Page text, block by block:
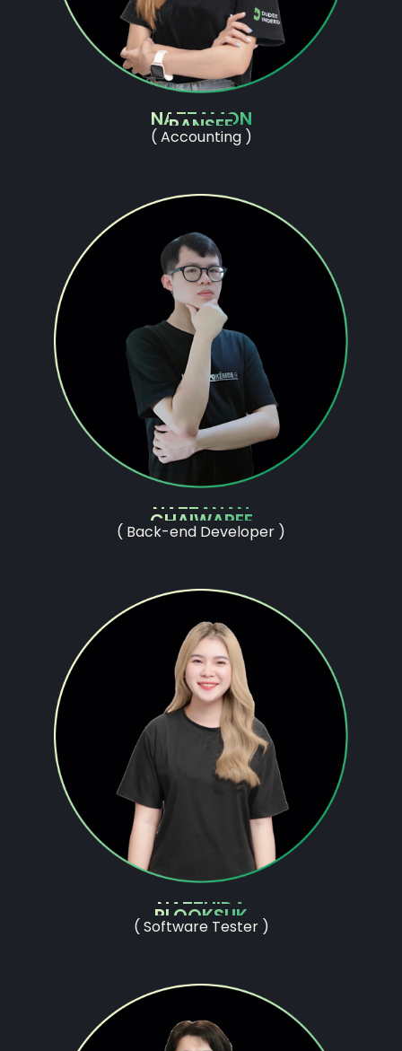
NATTAMON
PANSEE
( Accounting )
NATTANAN
CHAIWAREE
( Back-end Developer )
NATTHIDA
PLOOKSUK
( Software Tester )